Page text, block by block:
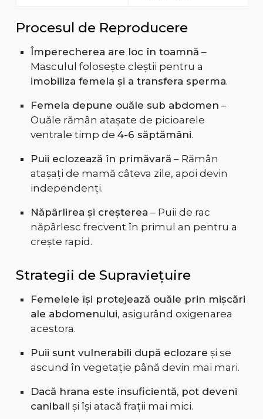
Procesul de Reproducere
Împerecherea are loc în toamnă –
Masculul folosește cleștii pentru a
imobiliza femela și a transfera sperma.
Femela depune ouăle sub abdomen –
Ouăle rămân atașate de picioarele
ventrale timp de 4-6 săptămâni.
Puii eclozează în primăvară – Rămân
atașați de mamă câteva zile, apoi devin
independenți.
Năpârlirea și creșterea – Puii de rac
năpârlesc frecvent în primul an pentru a
crește rapid.
Strategii de Supraviețuire
Femelele își protejează ouăle prin mișcări
ale abdomenului, asigurând oxigenarea
acestora.
Puii sunt vulnerabili după eclozare și se
ascund în vegetație până devin mai mari.
Dacă hrana este insuficientă, pot deveni
canibali și își atacă frații mai mici.